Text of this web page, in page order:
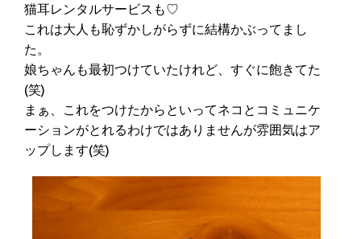
猫耳レンタルサービスも♡
これは大人も恥ずかしがらずに結構かぶってまし
た。
娘ちゃんも最初つけていたけれど、すぐに飽きてた
(笑)
まぁ、これをつけたからといってネコとコミュニケ
ーションがとれるわけではありませんが雰囲気はア
ップします(笑)